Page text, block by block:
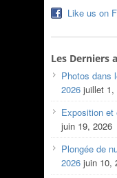
Like us on
Les Derniers
Photos dans
2026 juillet 1,
Exposition et
juin 19, 2026
Plongée de
2026 juin 10,